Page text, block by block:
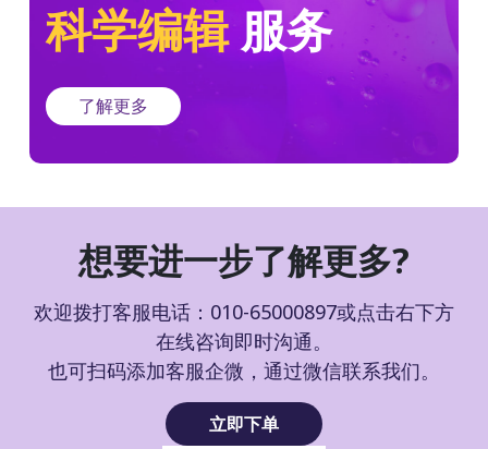
科学编辑服务
了解更多
想要进一步了解更多?
欢迎拨打客服电话：010-65000897或点击右下方
在线咨询即时沟通。
也可扫码添加客服企微，通过微信联系我们。
立即下单